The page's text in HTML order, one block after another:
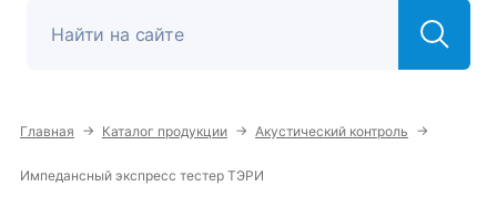
Главная → Каталог продукции → Акустический контроль →
Импедансный экспресс тестер ТЭРИ